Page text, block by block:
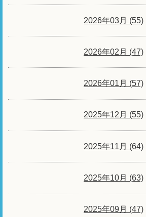
2026年03月 (55)
2026年02月 (47)
2026年01月 (57)
2025年12月 (55)
2025年11月 (64)
2025年10月 (63)
2025年09月 (47)